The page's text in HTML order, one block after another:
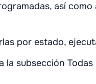
así
por estado,
subsección